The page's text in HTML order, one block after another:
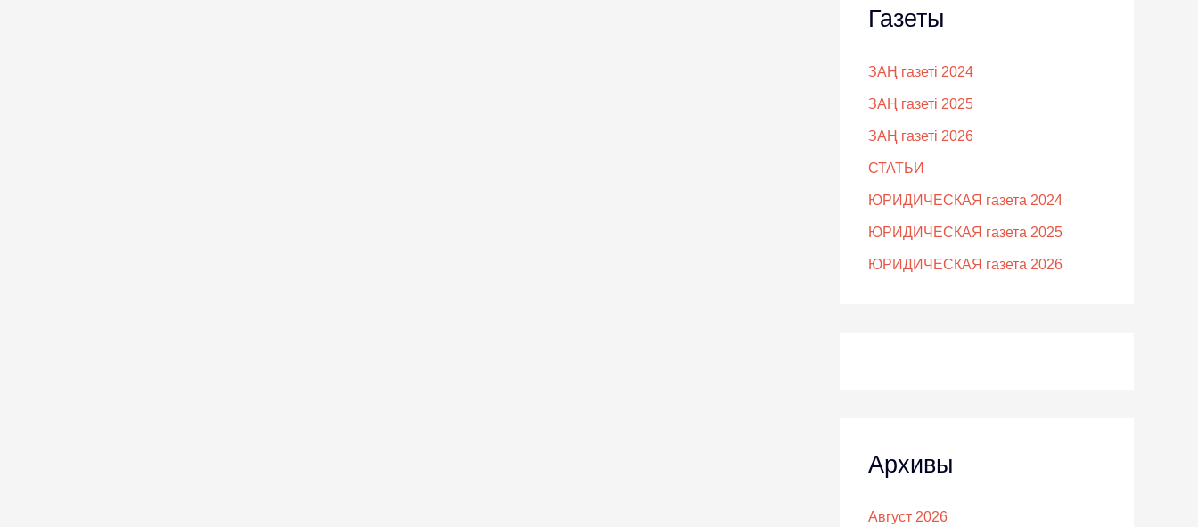
Газеты
ЗАҢ газеті 2024
ЗАҢ газеті 2025
ЗАҢ газеті 2026
СТАТЬИ
ЮРИДИЧЕСКАЯ газета 2024
ЮРИДИЧЕСКАЯ газета 2025
ЮРИДИЧЕСКАЯ газета 2026
Архивы
Август 2026